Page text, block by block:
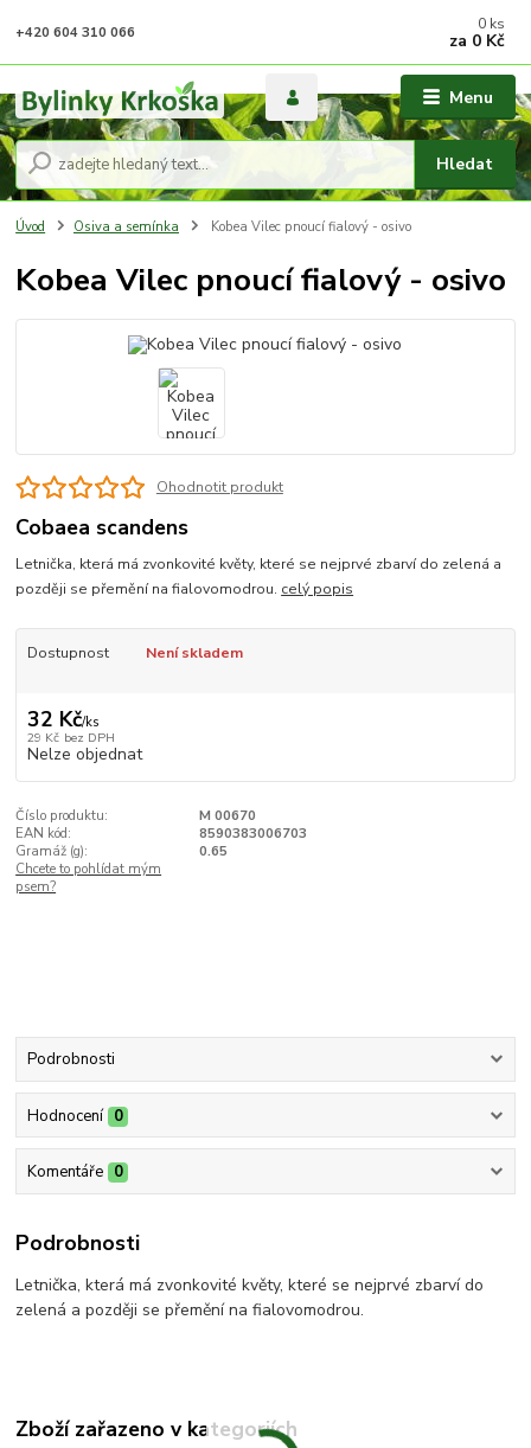
Menu
Hledat
+420 604 310 066 0 ks
za 0 Kč
Úvod Osiva a semínka Kobea Vilec pnoucí fialový - osivo
Kobea Vilec pnoucí fialový - osivo
Ohodnotit produkt
Cobaea scandens
Letnička, která má zvonkovité květy, které se nejprvé zbarví do zelená a
později se přemění na fialovomodrou. celý popis
Dostupnost Není skladem
32 Kč/ks
29 Kč bez DPH
Nelze objednat
Číslo produktu:
M 00670
EAN kód:
8590383006703
Gramáž (g):
0.65
Chcete to pohlídat mým
psem?
Podrobnosti
Hodnocení 0
Komentáře 0
Podrobnosti
Letnička, která má zvonkovité květy, které se nejprvé zbarví do
zelená a později se přemění na fialovomodrou.
Zboží zařazeno v kategoriích